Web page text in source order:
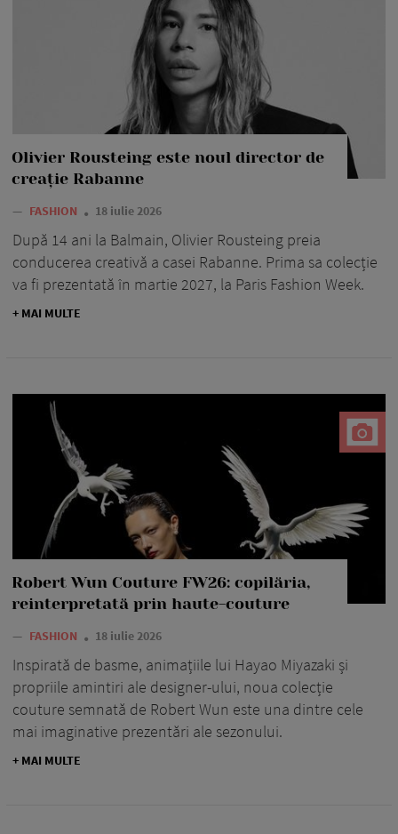
Olivier Rousteing este noul director de
creație Rabanne
— FASHION 18 iulie 2026
După 14 ani la Balmain, Olivier Rousteing preia
conducerea creativă a casei Rabanne. Prima sa colecție
va fi prezentată în martie 2027, la Paris Fashion Week.
+ MAI MULTE
Robert Wun Couture FW26: copilăria,
reinterpretată prin haute-couture
— FASHION 18 iulie 2026
Inspirată de basme, animațiile lui Hayao Miyazaki și
propriile amintiri ale designer-ului, noua colecție
couture semnată de Robert Wun este una dintre cele
mai imaginative prezentări ale sezonului.
+ MAI MULTE